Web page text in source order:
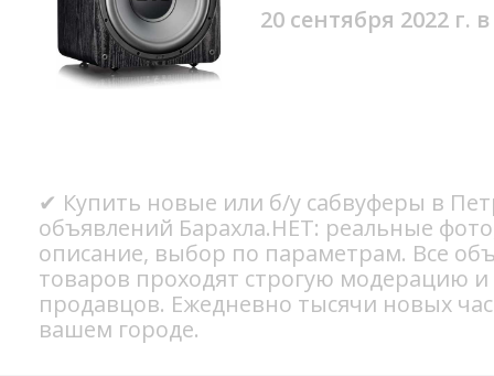
20 сентября 2022 г.
✔ Купить новые или б/у сабвуферы в
объявлений Барахла.НЕТ: реальные
описание, выбор по параметрам. Все
товаров проходят строгую модерацию
продавцов. Ежедневно тысячи новых
вашем городе.